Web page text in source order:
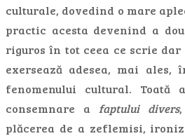
culturale, dovedind o mare
practic acesta devenind a
riguros în tot ceea ce scrie dar
exersează adesea, mai
fenomenului cultural. Toată
consemnare a faptului divers
plăcerea de a zeflemisi,